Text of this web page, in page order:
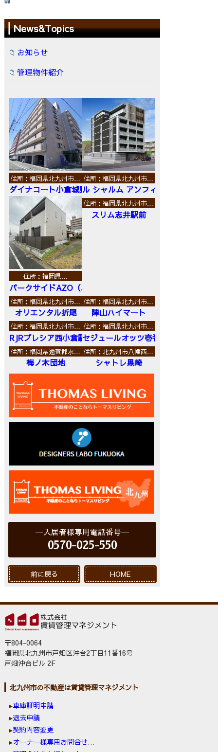
News&Topics
お知らせ
管理物件紹介
住所：福岡県北九州市…
ダイナコート小倉城野
住所：福岡県北九州市…
ル シャルム アンフィニ
住所：福岡県…
パークサイドAZO（エーゼットオー）
住所：福岡県北九州市…
スリム志井駅前
住所：福岡県北九州市…
オリエンタル折尾
住所：福岡県北九州市…
陣山ハイマート
住所：福岡県北九州市…
RJRプレシア西小倉駅前
住所：福岡県北九州市…
セジュールオッツ壱番館
住所：福岡県遠賀郡水…
梅ノ木団地
住所：北九州市八幡西…
シャトレ黒崎
入居者様専用電話番号
0570-025-550
前に戻る HOME
〒804-0064
福岡県北九州市戸畑区沖台2丁目11番16号
戸畑沖台ビル 2F
北九州市の不動産は賃貸管理マネジメント
車庫証明申請
退去申請
契約内容変更
オーナー様専用お問合せ窓口